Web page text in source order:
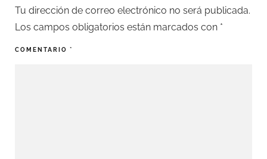
Tu dirección de correo electrónico no será publicada.
Los campos obligatorios están marcados con *
COMENTARIO *